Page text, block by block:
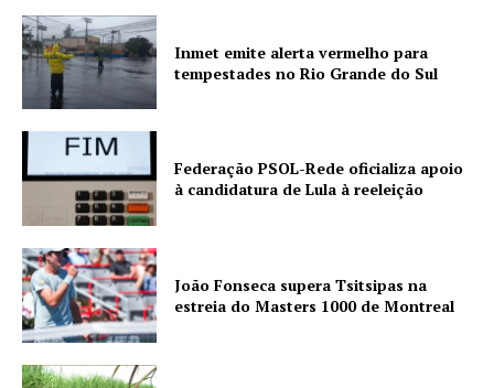
Inmet emite alerta vermelho para
tempestades no Rio Grande do Sul
Federação PSOL-Rede oficializa apoio
à candidatura de Lula à reeleição
João Fonseca supera Tsitsipas na
estreia do Masters 1000 de Montreal